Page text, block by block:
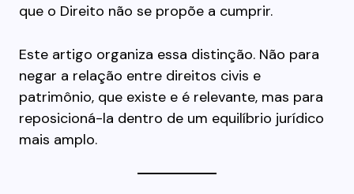
que o Direito não se propõe a cumprir.
Este artigo organiza essa distinção. Não para
negar a relação entre direitos civis e
patrimônio, que existe e é relevante, mas para
reposicioná-la dentro de um equilíbrio jurídico
mais amplo.